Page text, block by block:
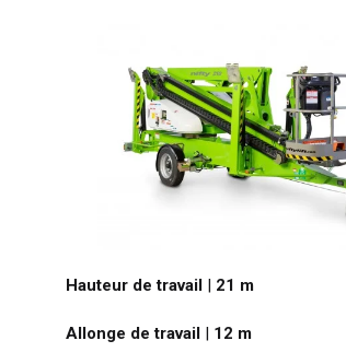
Hauteur de travail| 21 m
Allonge de travail 12 m